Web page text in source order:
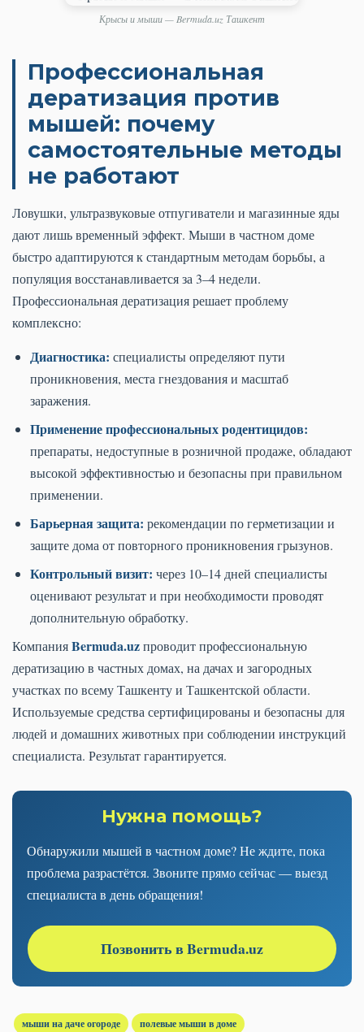
Крысы и мыши — Bermuda.uz Ташкент
Профессиональная
дератизация против
мышей: почему
самостоятельные методы
не работают
Ловушки, ультразвуковые отпугиватели и магазинные яды
дают лишь временный эффект. Мыши в частном доме
быстро адаптируются к стандартным методам борьбы, а
популяция восстанавливается за 3–4 недели.
Профессиональная дератизация решает проблему
комплексно:
Диагностика: специалисты определяют пути
проникновения, места гнездования и масштаб
заражения.
Применение профессиональных родентицидов:
препараты, недоступные в розничной продаже, обладают
высокой эффективностью и безопасны при правильном
применении.
Барьерная защита: рекомендации по герметизации и
защите дома от повторного проникновения грызунов.
Контрольный визит: через 10–14 дней специалисты
оценивают результат и при необходимости проводят
дополнительную обработку.
КомпанияBermuda.uzпроводит профессиональную
дератизацию в частных домах, на дачах и загородных
участках по всему Ташкенту и Ташкентской области.
Используемые средства сертифицированы и безопасны для
людей и домашних животных при соблюдении инструкций
специалиста. Результат гарантируется.
Нужна помощь?
Обнаружили мышей в частном доме? Не ждите, пока
проблема разрастётся. Звоните прямо сейчас — выезд
специалиста в день обращения!
Позвонить в Bermuda.uz
мыши на даче огороде полевые мыши в доме